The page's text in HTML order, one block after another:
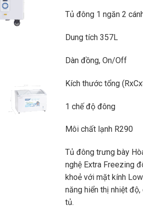
Tủ đông 1 ngăn 2
Dung tích 357L
Dàn đồng, On/Off
Kích thước tổng
1 chế độ đông
Môi chất lạnh R290
Tủ đông trưng bày
nghệ Extra Freezing
khoẻ với mặt kính
năng hiển thị nhiệt
tủ.